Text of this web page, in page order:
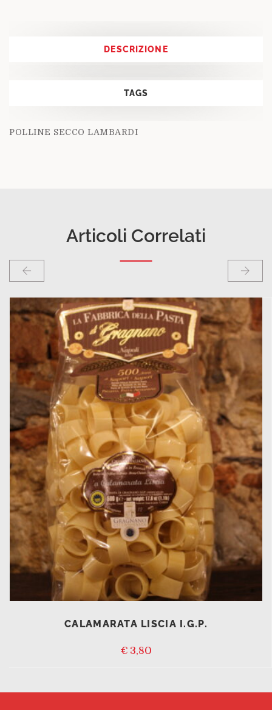
DESCRIZIONE
TAGS
POLLINE SECCO LAMBARDI
Articoli Correlati
CALAMARATA LISCIA I.G.P.
€ 3,80